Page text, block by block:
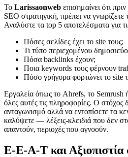
Το Larissaonweb επισημαίνει ότι
SEO στρατηγική, πρέπει να
Αναλύστε τα top 5 αποτελέσματα για
Πόσες σελίδες έχει το site τους;
Τι τύπο περιεχομένου
Πόσα backlinks έχουν;
Ποια keywords τους φέρνουν
Πόσο γρήγορα φορτώνει το site
Εργαλεία όπως το Ahrefs, το Semrush
όλες αυτές τις πληροφορίες. Ο στόχος
ανταγωνισμό αλλά να εντοπίσετε τα
καλύψετε — λέξεις-κλειδιά που δεν
απαντούν, περιοχές που αγνοούν.
E-E-A-T και